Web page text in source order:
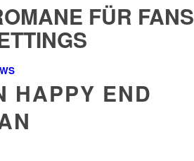
FÜR FANS
HAPPY END